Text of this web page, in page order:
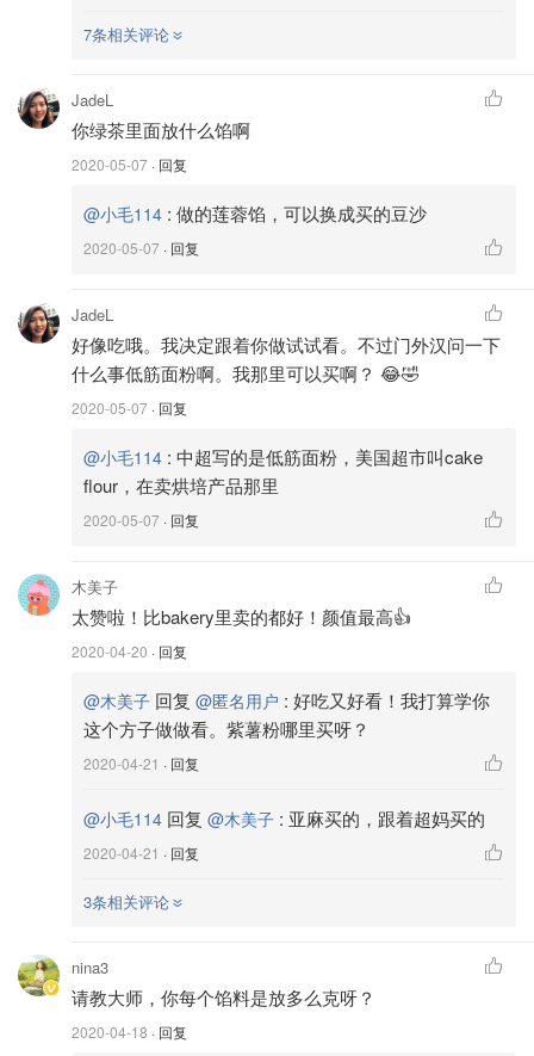
图片来自于@小毛114，版权属于原作者
莲蓉馅做法
莲蓉馅做法可以翻看之前的莲蓉蛋黄酥长文😜
🉑莲蓉蛋黄酥📎莲蓉馅做法
千层酥方子及步骤
酥皮还是万年不变的方子，紫薯千层酥用20g紫薯粉替代
20g低粉，如果是抹茶千层酥就用10g抹茶粉替代10g低粉。
油皮：150g中筋面粉，50g无盐黄油，65g 水
油酥：100g低筋面粉，20g紫薯粉，60g无盐黄油
步骤图用抹茶千层酥来展示。和其他酥皮基本一样，只有最
后一步有差别🤛🏻
膜静置20分钟。
多一点所以做大了一点，做了12个。分成6份最后一切为二
就是12个啦。
一份油皮按扁擀圆，包上油酥，包好后收口朝上。
7条相关评论
JadeL
你绿茶里面放什么馅啊
2020-05-07 · 回复
@小毛114 : 做的莲蓉馅，可以换成买的豆沙
2020-05-07 · 回复
JadeL
好像吃哦。我决定跟着你做试试看。不过门外汉问一下
什么事低筋面粉啊。我那里可以买啊？ 😂🤣
2020-05-07 · 回复
@小毛114 : 中超写的是低筋面粉，美国超市叫cake
flour，在卖烘培产品那里
2020-05-07 · 回复
木美子
太赞啦！比bakery里卖的都好！颜值最高👍
2020-04-20 · 回复
@木美子 回复 @匿名用户 : 好吃又好看！我打算学你
这个方子做做看。紫薯粉哪里买呀？
2020-04-21 · 回复
@小毛114 回复 @木美子 : 亚麻买的，跟着超妈买的
2020-04-21 · 回复
3条相关评论
nina3
请教大师，你每个馅料是放多么克呀？
2020-04-18 · 回复